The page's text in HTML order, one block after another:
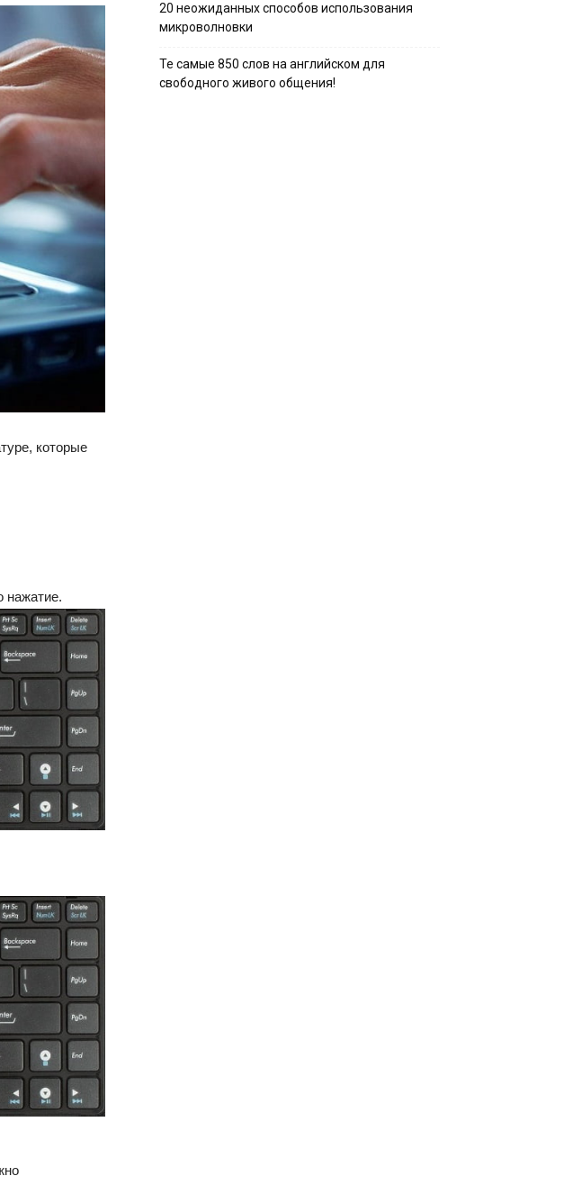
которые
нажатие.
20 неожиданных способов использования
микроволновки
Те самые 850 слов на английском для
свободного живого общения!